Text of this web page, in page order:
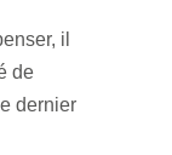
il
de
dernier